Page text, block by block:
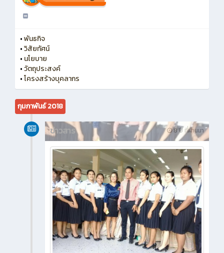
•พันธกิจ
•วิสัยทัศน์
• นโยบาย
•วัตถุประสงค์
•โครงสร้างบุคลากร
กุมภาพันธ์ 2018
8 ปี ที่ผ่านมา
ข่าวสาร